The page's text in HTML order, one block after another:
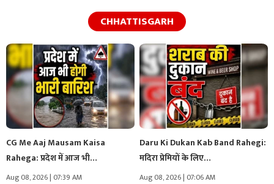
CHHATTISGARH
CG Me Aaj Mausam Kaisa
Rahega: प्रदेश में आज भी…
Aug 08, 2026 | 07:39 AM
Daru Ki Dukan Kab Band Rahegi:
मदिरा प्रेमियों के लिए…
Aug 08, 2026 | 07:06 AM